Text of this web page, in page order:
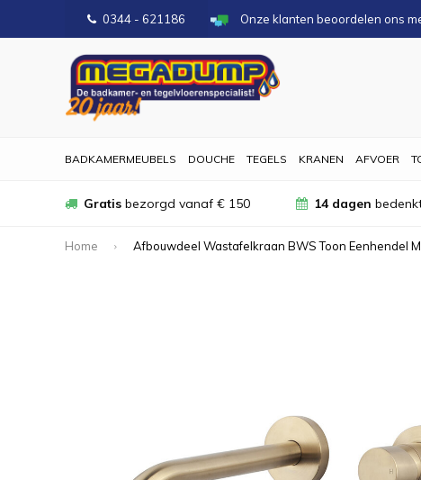
0344 - 621186 Onze klanten beoordelen ons
BADKAMERMEUBELS DOUCHE TEGELS KRANEN AFVOER
Gratis bezorgd vanaf € 150 14 dagen
Home Afbouwdeel Wastafelkraan BWS Toon Eenhendel